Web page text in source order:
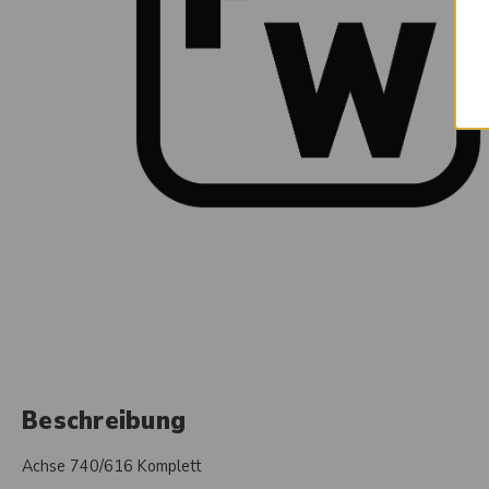
Beschreibung
Achse 740/616 Komplett